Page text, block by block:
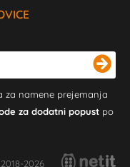
za namene prejemanja
za dodatni popust po
2026